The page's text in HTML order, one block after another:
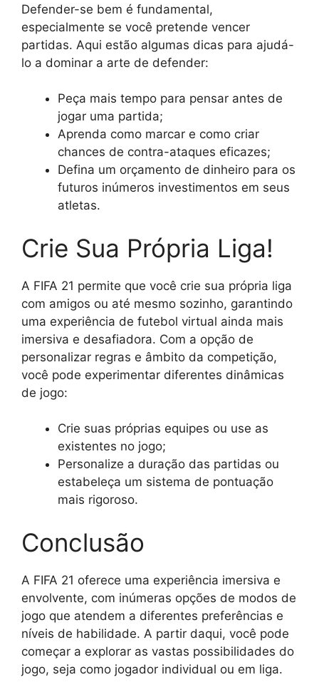
Defender-se bem é fundamental,
especialmente se você pretende vencer
partidas. Aqui estão algumas dicas para ajudá-
lo a dominar a arte de defender:
Peça mais tempo para pensar antes de
jogar uma partida;
Aprenda como marcar e como criar
chances de contra-ataques eficazes;
Defina um orçamento de dinheiro para os
futuros inúmeros investimentos em seus
atletas.
Crie Sua Própria Liga!
A FIFA 21 permite que você crie sua própria liga
com amigos ou até mesmo sozinho, garantindo
uma experiência de futebol virtual ainda mais
imersiva e desafiadora. Com a opção de
personalizar regras e âmbito da competição,
você pode experimentar diferentes dinâmicas
de jogo:
Crie suas próprias equipes ou use as
existentes no jogo;
Personalize a duração das partidas ou
estabeleça um sistema de pontuação
mais rigoroso.
Conclusão
A FIFA 21 oferece uma experiência imersiva e
envolvente, com inúmeras opções de modos de
jogo que atendem a diferentes preferências e
níveis de habilidade. A partir daqui, você pode
começar a explorar as vastas possibilidades do
jogo, seja como jogador individual ou em liga.